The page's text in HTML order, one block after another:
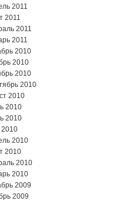
2011
2011
2011
2011
2010
2010
2010
2010
2010
2010
2010
2010
2010
2010
2010
2009
2009